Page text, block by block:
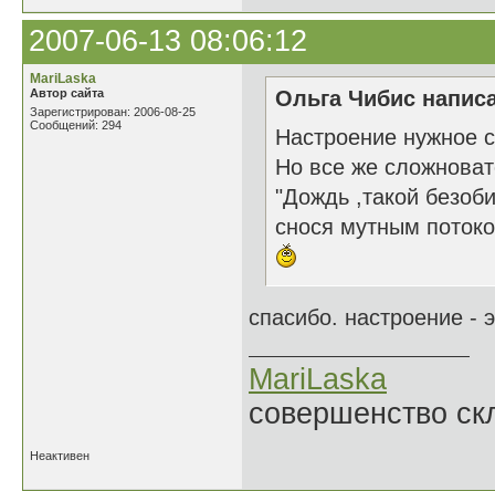
2007-06-13 08:06:12
MariLaska
Автор сайта
Зарегистрирован: 2006-08-25
Сообщений: 294
Ольга Чибис
Настроение нужное
Но все же
"Дождь ,такой
снося мутным
спасибо. настроение -
MariLaska
совершенство
Неактивен